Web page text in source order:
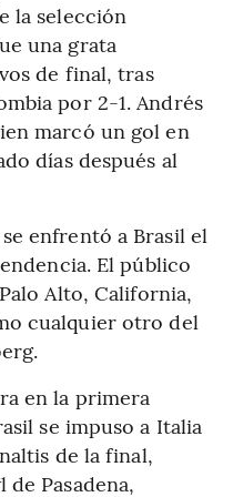
la selección
una grata
de final, tras
por 2-1. Andrés
marcó un gol en
días después al
enfrentó a Brasil el
El público
Alto, California,
cualquier otro del
en la primera
se impuso a Italia
de la final,
Pasadena,